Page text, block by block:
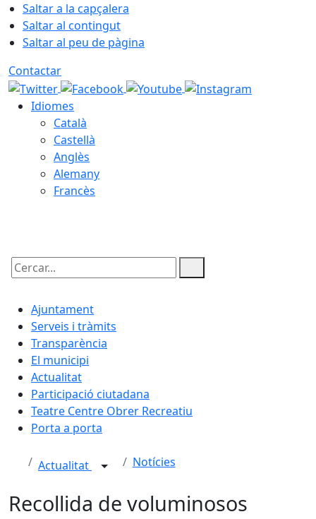
Saltar a la capçalera
Saltar al contingut
Saltar al peu de pàgina
Contactar
Idiomes
Català
Castellà
Anglès
Alemany
Francès
Cercar:
Ajuntament
Serveis i tràmits
Transparència
El municipi
Actualitat
Participació ciutadana
Teatre Centre Obrer Recreatiu
Porta a porta
Actualitat Notícies
Recollida de voluminosos